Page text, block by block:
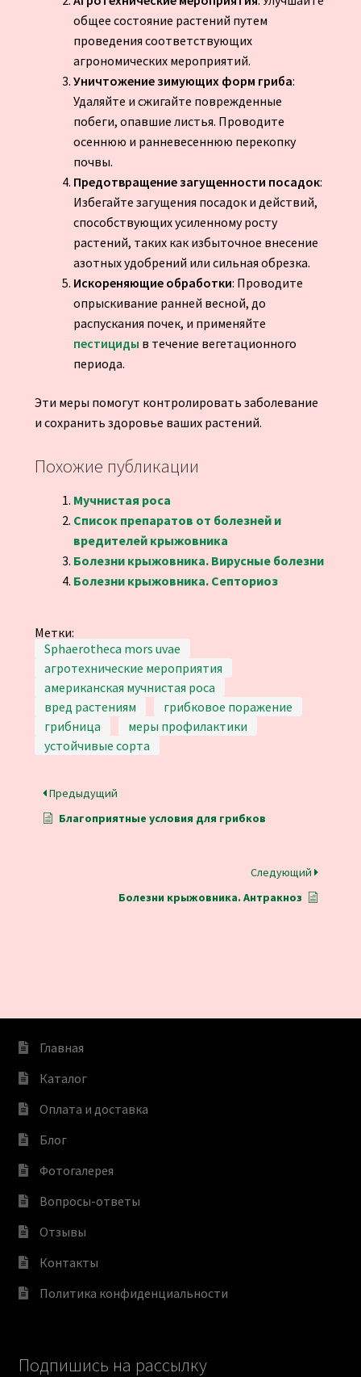
общее состояние растений путем
проведения соответствующих
агрономических мероприятий.
Уничтожение зимующих форм гриба:
Удаляйте и сжигайте поврежденные
побеги, опавшие листья. Проводите
осеннюю и ранневесеннюю перекопку
почвы.
Предотвращение загущенности посадок:
Избегайте загущения посадок и действий,
способствующих усиленному росту
растений, таких как избыточное внесение
азотных удобрений или сильная обрезка.
Искореняющие обработки: Проводите
опрыскивание ранней весной, до
распускания почек, и применяйте
пестициды в течение вегетационного
периода.
Эти меры помогут контролировать заболевание
и сохранить здоровье ваших растений.
Похожие публикации
Мучнистая роса
Список препаратов от болезней и
вредителей крыжовника
Болезни крыжовника. Вирусные болезни
Болезни крыжовника. Септориоз
Метки:
Sphaerotheca mors uvae
агротехнические мероприятия
американская мучнистая роса
вред растениям
грибковое поражение
грибница
меры профилактики
устойчивые сорта
Предыдущий
Благоприятные условия для грибков
Следующий
Болезни крыжовника. Антракноз
Главная
Каталог
Оплата и доставка
Блог
Фотогалерея
Вопросы-ответы
Отзывы
Контакты
Политика конфиденциальности
Подпишись на рассылку